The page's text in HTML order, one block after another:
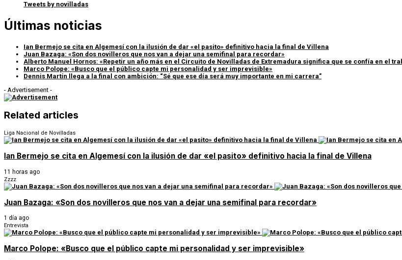
Tweets by novilladas
Últimas noticias
Ian Bermejo se cita en Algemesí con la ilusión de dar «el pasito» definitivo hacia la final de Villena
Juan Bazaga: «Son dos novilleros que nos van a dejar una semifinal para recordar»
Alberto Manuel Hornos: «Repetir un año más en el Circuito de Novilladas de Extremadura significa que se confía en el
Marco Polope: «Busco que el público capte mi personalidad y ser imprevisible»
Dennis Martín llega a la final con ambición: “Sé que ese día será muy importante en mi carrera”
- Advertisement -
Related articles
Liga Nacional de Novilladas
Ian Bermejo se cita en Algemesí con la ilusión de dar «el pasito» definitivo hacia la final de Villena
11 horas ago
Zzzz
Juan Bazaga: «Son dos novilleros que nos van a dejar una semifinal para recordar»
1 día ago
Entrevista
Marco Polope: «Busco que el público capte mi personalidad y ser imprevisible»